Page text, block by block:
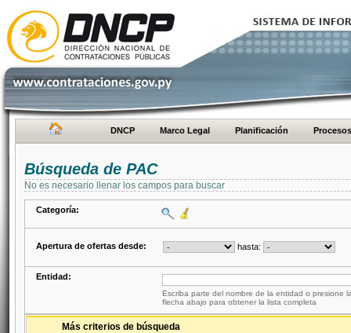
DNCP Marco Legal Planificación Procesos
Búsqueda de PAC
No es necesario llenar los campos para buscar
Categoría:
Apertura de ofertas desde: hasta:
Entidad:
Escriba parte del nombre de la entidad o presione
flecha abajo para obtener la lista completa
Más criterios de búsqueda